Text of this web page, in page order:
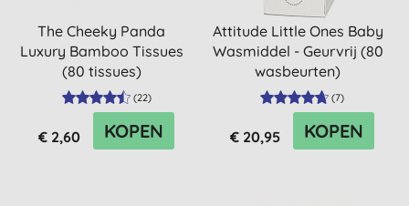
The Cheeky Panda
Luxury Bamboo Tissues
(80 tissues)
(22)
€ 2,60 KOPEN
Attitude Little Ones Baby
Wasmiddel - Geurvrij (80
wasbeurten)
(7)
€ 20,95 KOPEN